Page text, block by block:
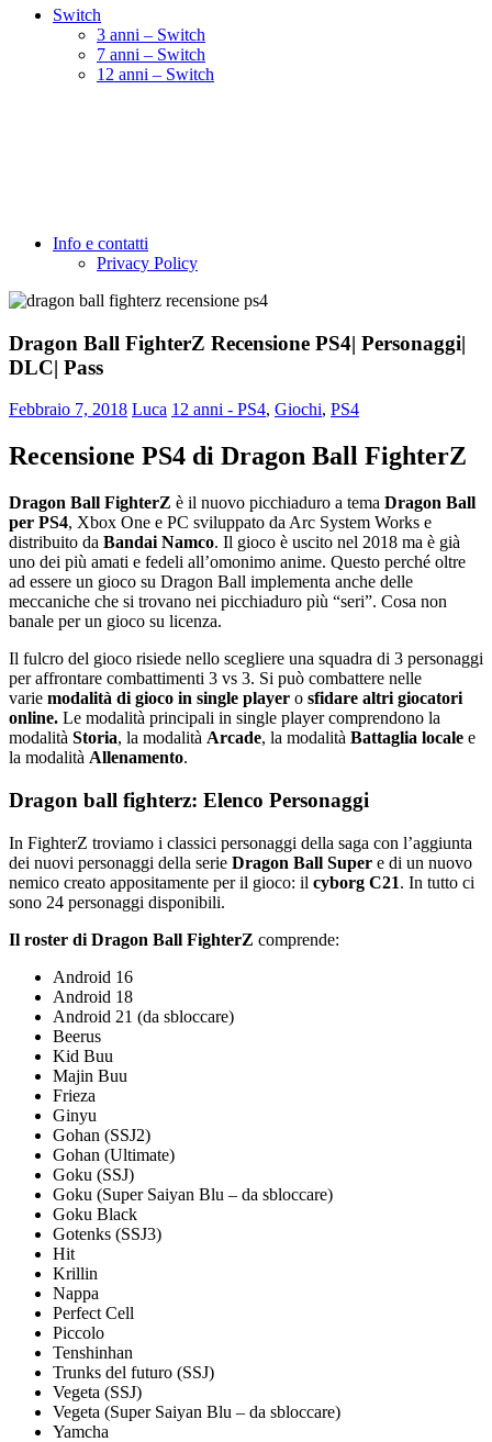
Switch
3 anni – Switch
7 anni – Switch
12 anni – Switch
Info e contatti
Privacy Policy
Dragon Ball FighterZ Recensione PS4| Personaggi|
DLC| Pass
Febbraio 7, 2018 Luca 12 anni - PS4, Giochi, PS4
Recensione PS4 di Dragon Ball FighterZ
Dragon Ball FighterZ è il nuovo picchiaduro a tema Dragon Ball
per PS4, Xbox One e PC sviluppato da Arc System Works e
distribuito da Bandai Namco. Il gioco è uscito nel 2018 ma è già
uno dei più amati e fedeli all’omonimo anime. Questo perché oltre
ad essere un gioco su Dragon Ball implementa anche delle
meccaniche che si trovano nei picchiaduro più “seri”. Cosa non
banale per un gioco su licenza.
Il fulcro del gioco risiede nello scegliere una squadra di 3 personaggi
per affrontare combattimenti 3 vs 3. Si può combattere nelle
varie modalità di gioco in single player o sfidare altri giocatori
online. Le modalità principali in single player comprendono la
modalità Storia, la modalità Arcade, la modalità Battaglia locale e
la modalità Allenamento.
Dragon ball fighterz: Elenco Personaggi
In FighterZ troviamo i classici personaggi della saga con l’aggiunta
dei nuovi personaggi della serie Dragon Ball Super e di un nuovo
nemico creato appositamente per il gioco: il cyborg C21. In tutto ci
sono 24 personaggi disponibili.
Il roster di Dragon Ball FighterZ comprende:
Android 16
Android 18
Android 21 (da sbloccare)
Beerus
Kid Buu
Majin Buu
Frieza
Ginyu
Gohan (SSJ2)
Gohan (Ultimate)
Goku (SSJ)
Goku (Super Saiyan Blu – da sbloccare)
Goku Black
Gotenks (SSJ3)
Hit
Krillin
Nappa
Perfect Cell
Piccolo
Tenshinhan
Trunks del futuro (SSJ)
Vegeta (SSJ)
Vegeta (Super Saiyan Blu – da sbloccare)
Yamcha